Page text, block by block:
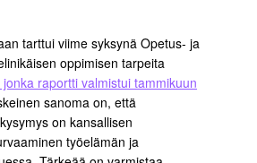
tarttui viime syksynä Opetus- ja
oppimisen tarpeita
jonka raportti valmistui tammikuun
sanoma on, että
on kansallisen
työelämän ja